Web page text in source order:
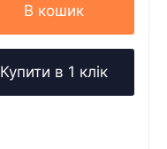
В кошик
Купити в 1 клік